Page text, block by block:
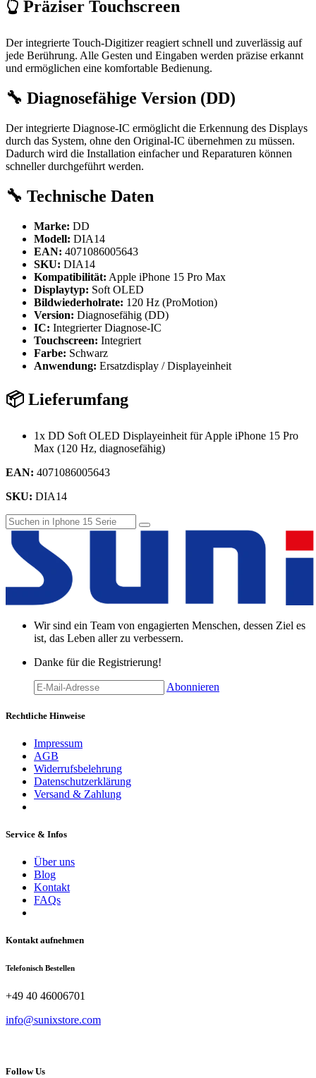
👆 Präziser Touchscreen
Der integrierte Touch-Digitizer reagiert schnell und zuverlässig auf
jede Berührung. Alle Gesten und Eingaben werden präzise erkannt
und ermöglichen eine komfortable Bedienung.
🔧 Diagnosefähige Version (DD)
Der integrierte Diagnose-IC ermöglicht die Erkennung des Displays
durch das System, ohne den Original-IC übernehmen zu müssen.
Dadurch wird die Installation einfacher und Reparaturen können
schneller durchgeführt werden.
🔧 Technische Daten
Marke: DD
Modell: DIA14
EAN: 4071086005643
SKU: DIA14
Kompatibilität: Apple iPhone 15 Pro Max
Displaytyp: Soft OLED
Bildwiederholrate: 120 Hz (ProMotion)
Version: Diagnosefähig (DD)
IC: Integrierter Diagnose-IC
Touchscreen: Integriert
Farbe: Schwarz
Anwendung: Ersatzdisplay / Displayeinheit
📦 Lieferumfang
1x DD Soft OLED Displayeinheit für Apple iPhone 15 Pro
Max (120 Hz, diagnosefähig)
EAN: 4071086005643
SKU: DIA14
Wir sind ein Team von engagierten Menschen, dessen Ziel es
ist, das Leben aller zu verbessern.
Danke für die Registrierung!
Abonnieren
Rechtliche Hinweise
Impressum
AGB
Widerrufsbelehrung
Datenschutzerklärung
Versand & Zahlung
Service & Infos
Über uns
Blog
Kontakt
FAQs
Kontakt aufnehmen
Telefonisch Bestellen
+49 40 46006701
info@sunixstore.com
Follow Us